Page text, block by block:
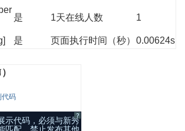
是 1天在线人数 1
是 页面执行时间（秒） 0.00624s
代码
?
示代码，必须与新秀